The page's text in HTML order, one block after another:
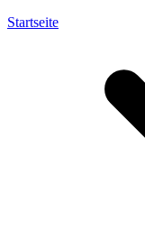
Startseite